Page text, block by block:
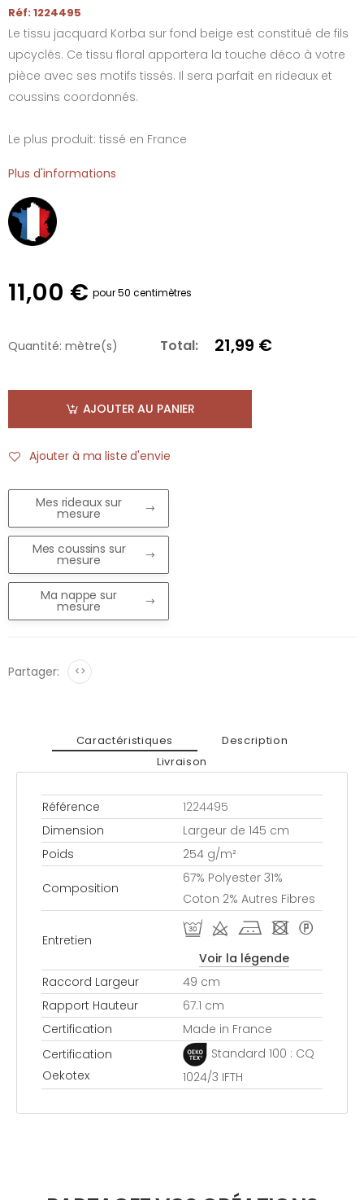
Réf: 1224495
Le tissu jacquard Korba sur fond beige est constitué de fils
upcyclés. Ce tissu floral apportera la touche déco à votre
pièce avec ses motifs tissés. Il sera parfait en rideaux et
coussins coordonnés.
Le plus produit: tissé en France
Plus d'informations
11,00 € pour 50 centimètres
Quantité: mètre(s) Total: 21,99 €
AJOUTER AU PANIER
Ajouter à ma liste d'envie
Mes rideaux sur
mesure
Mes coussins sur
mesure
Ma nappe sur
mesure
Partager: <>
Caractéristiques
Description
Livraison
Référence
1224495
Dimension
Largeur de 145 cm
Poids
254 g/m²
Composition
67% Polyester 31%
Coton 2% Autres Fibres
Entretien
R d j - *
Voir la légende
Raccord Largeur
49 cm
Rapport Hauteur
67.1 cm
Certification
Made in France
Certification
Oekotex
Standard 100 : CQ
1024/3 IFTH